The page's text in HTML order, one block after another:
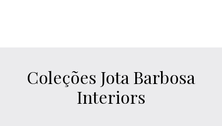
Coleções Jota Barbosa
Interiors